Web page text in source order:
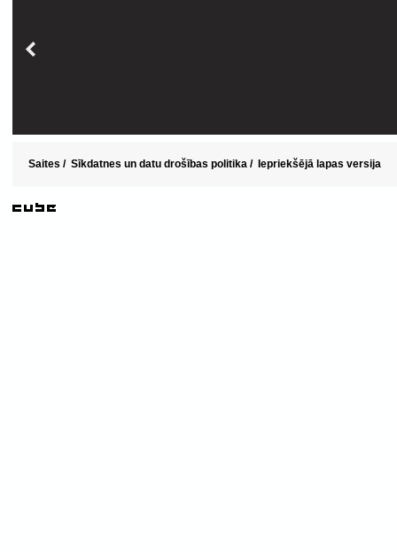
Saites / Sīkdatnes un datu drošības politika / Iepriekšējā lapas versija